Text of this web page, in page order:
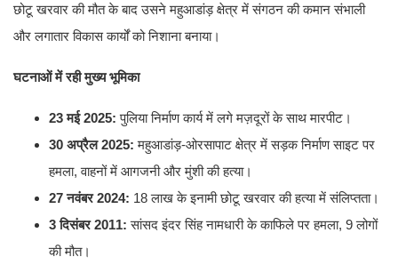
छोटू खरवार की मौत के बाद उसने महुआडांड़ क्षेत्र में संगठन की कमान संभाली
और लगातार विकास कार्यों को निशाना बनाया।
घटनाओं में रही मुख्य भूमिका
23 मई 2025: पुलिया निर्माण कार्य में लगे मज़दूरों के साथ मारपीट।
30 अप्रैल 2025:महुआडांड़-ओरसापाट क्षेत्र में सड़क निर्माण साइट पर
हमला, वाहनों में आगजनी और मुंशी की हत्या।
27 नवंबर 2024: 18 लाख के इनामी छोटू खरवार की हत्या में संलिप्तता।
3 दिसंबर 2011: सांसद इंदर सिंह नामधारी के काफिले पर हमला, 9 लोगों
की मौत।